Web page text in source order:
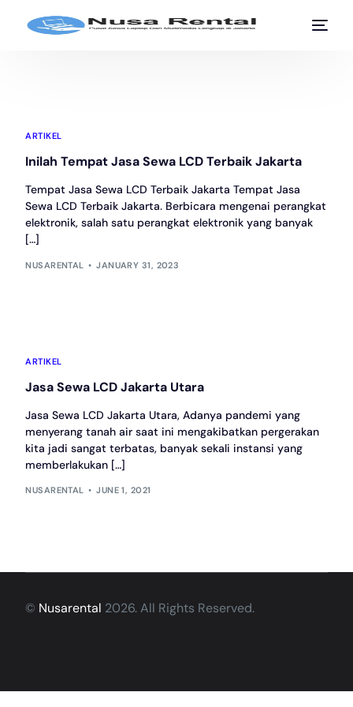
ARTIKEL
Inilah Tempat Jasa Sewa LCD Terbaik Jakarta
Tempat Jasa Sewa LCD Terbaik Jakarta Tempat Jasa
Sewa LCD Terbaik Jakarta. Berbicara mengenai perangkat
elektronik, salah satu perangkat elektronik yang banyak
[…]
NUSARENTAL JANUARY 31, 2023
ARTIKEL
Jasa Sewa LCD Jakarta Utara
Jasa Sewa LCD Jakarta Utara, Adanya pandemi yang
menyerang tanah air saat ini mengakibatkan pergerakan
kita jadi sangat terbatas, banyak sekali instansi yang
memberlakukan […]
NUSARENTAL JUNE 1, 2021
© Nusarental 2026. All Rights Reserved.